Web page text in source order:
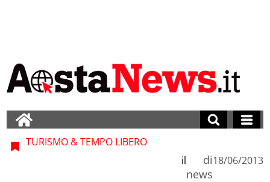
TURISMO & TEMPO LIBERO
di
news
il 18/06/2013